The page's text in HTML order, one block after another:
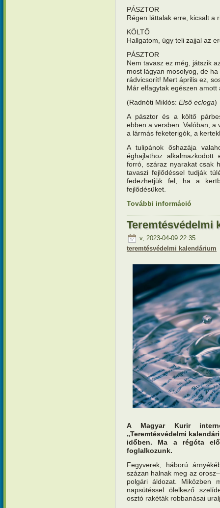
PÁSZTOR
Régen láttalak erre, kicsalt a
KÖLTŐ
Hallgatom, úgy teli zajjal az
PÁSZTOR
Nem tavasz ez még, játszik
most lágyan mosolyog, de
rádvicsorít! Mert április ez,
Már elfagytak egészen amott
(Radnóti Miklós: Első ecloga)
A pásztor és a költő
ebben a versben. Valóban, a
a lármás feketerigók, a
A tulipánok őshazája
éghajlathoz
forró, száraz nyarakat csak
tavaszi fejlődéssel tudják
fedezhetjük fel, ha a
fejlődésüket.
További információ
Teremtésvédelmi
v, 2023-04-09 22:35
teremtésvédelmi kalendárium
A Magyar Kurir
„Teremtésvédelmi
időben. Ma a régóta
foglalkozunk.
Fegyverek, háború
százan halnak meg az
polgári áldozat. Miközben
napsütéssel ölelkező
osztó rakéták robbanásai